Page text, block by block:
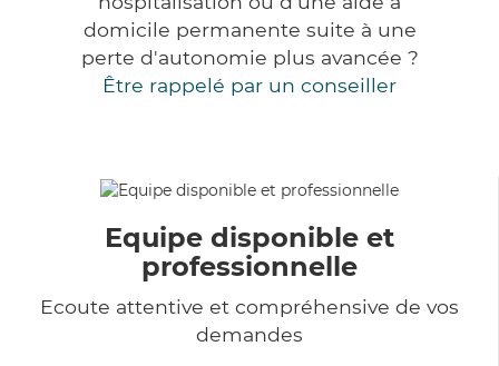
domicile permanente suite à une
perte d'autonomie plus avancée ?
Être rappelé par un conseiller
Equipe disponible et
professionnelle
Ecoute attentive et compréhensive de vos
demandes